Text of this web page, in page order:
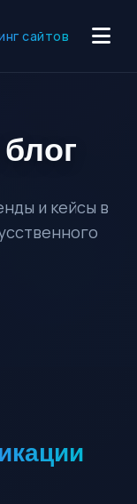
сайтов
блог
и кейсы в